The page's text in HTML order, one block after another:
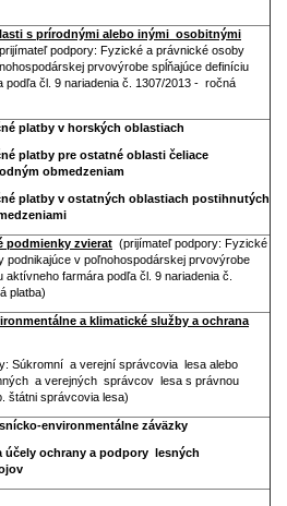
s prírodnými alebo inými osobitnými
podpory: Fyzické a právnické osoby
prvovýrobe spĺňajúce definíciu
podľa čl. 9 nariadenia č. 1307/2013 - ročná
platby v horských oblastiach
platby pre ostatné oblasti čeliace
obmedzeniam
platby v ostatných oblastiach postihnutých
podmienky zvierat (prijímateľ podpory: Fyzické
podnikajúce v poľnohospodárskej prvovýrobe
aktívneho farmára podľa čl. 9 nariadenia č.
platba)
a klimatické služby a ochrana
Súkromní a verejní správcovia lesa alebo
a verejných správcov lesa s právnou
štátni správcovia lesa)
environmentálne záväzky
účely ochrany a podpory lesných